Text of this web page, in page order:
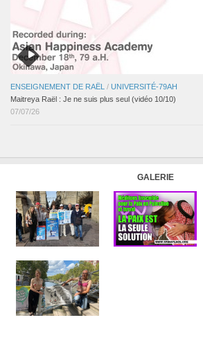
ENSEIGNEMENT DE RAËL / UNIVERSITÉ-79AH
Maitreya Raël : Je ne suis plus seul (vidéo 10/10)
07/07/26
GALERIE